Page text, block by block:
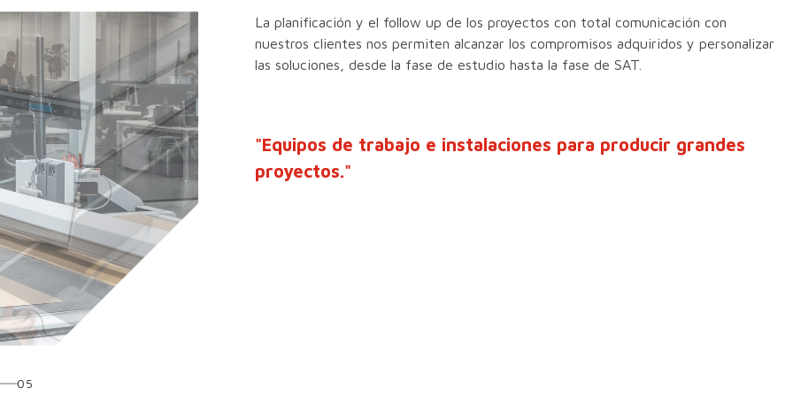
05
La planificación y el follow up de los proyectos con total comunicación con
nuestros clientes nos permiten alcanzar los compromisos adquiridos y personalizar
las soluciones, desde la fase de estudio hasta la fase de SAT.
"Equipos de trabajo e instalaciones para producir grandes
proyectos."